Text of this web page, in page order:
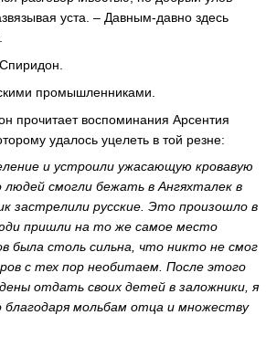
уста. – Давным-давно здесь
промышленниками.
прочитает воспоминания Арсентия
удалось уцелеть в той резне:
и устроили ужасающую кровавую
людей смогли бежать в Ангяхталек в
застрелили русские. Это произошло в
пришли на то же самое место
была столь сильна, что никто не смог
с тех пор необитаем. После этого
отдать своих детей в заложники, я
благодаря мольбам отца и множеству